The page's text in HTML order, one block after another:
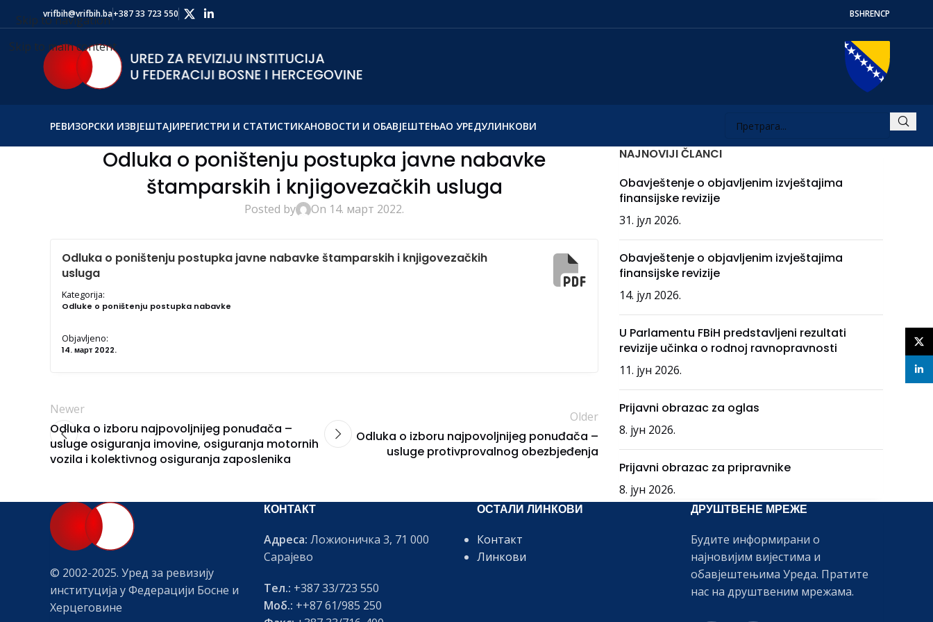
Skip to navigation
Skip to main content
vrifbih@vrifbih.ba+387 33 723 550 BSHRENСР
РЕВИЗОРСКИ ИЗВЈЕШТАЈИРЕГИСТРИ И СТАТИСТИКАНОВОСТИ И ОБАВЈЕШТЕЊАО УРЕДУЛИНКОВИ
Odluka o poništenju postupka javne nabavke
štamparskih i knjigovezačkih usluga
Posted by On 14. март 2022.
Odluka o poništenju postupka javne nabavke štamparskih i knjigovezačkih
usluga
Kategorija:
Odluke o poništenju postupka nabavke
Objavljeno:
14. март 2022.
Newer
Odluka o izboru najpovoljnijeg ponuđača –
usluge osiguranja imovine, osiguranja motornih
vozila i kolektivnog osiguranja zaposlenika
Older
Odluka o izboru najpovoljnijeg ponuđača –
usluge protivprovalnog obezbjeđenja
NAJNOVIJI ČLANCI
Obavještenje o objavljenim izvještajima
finansijske revizije
31. јул 2026.
Obavještenje o objavljenim izvještajima
finansijske revizije
14. јул 2026.
U Parlamentu FBiH predstavljeni rezultati
revizije učinka o rodnoj ravnopravnosti
11. јун 2026.
Prijavni obrazac za oglas
8. јун 2026.
Prijavni obrazac za pripravnike
8. јун 2026.
© 2002-2025. Уред за ревизију
институција у Федерацији Босне и
Херцеговине
КОНТАКТ
Адреса: Ложионичка 3, 71 000
Сарајево
Тел.: +387 33/723 550
Моб.: ++87 61/985 250
ОСТАЛИ ЛИНКОВИ
Контакт
Линкови
ДРУШТВЕНЕ МРЕЖЕ
Будите информирани о
најновијим вијестима и
обавјештењима Уреда. Пратите
нас на друштвеним мрежама.